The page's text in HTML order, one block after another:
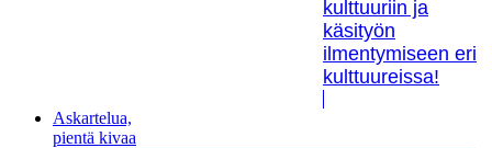
kulttuuriin ja
käsityön
ilmentymiseen eri
kulttuureissa!
Askartelua,
pientä kivaa